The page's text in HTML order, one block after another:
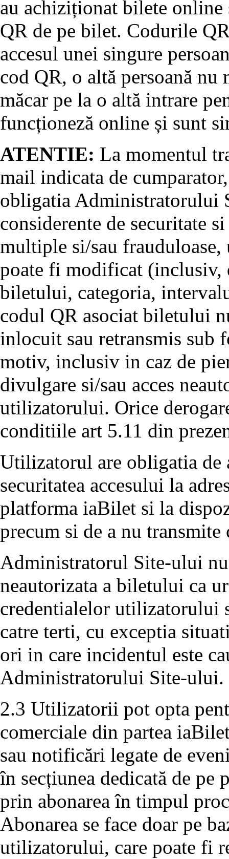
au achiziționat bilete online
QR de pe bilet. Codurile
accesul unei singure
cod QR, o altă persoană nu
măcar pe la o altă intrare
funcționeză online și sunt
ATENTIE: La momentul
mail indicata de
obligatia Administratorului
considerente de securitate
multiple si/sau
poate fi modificat (inclusiv,
biletului, categoria,
codul QR asociat biletului
inlocuit sau retransmis sub
motiv, inclusiv in caz de
divulgare si/sau acces
utilizatorului. Orice
conditiile art 5.11 din
Utilizatorul are obligatia de
securitatea accesului la
platforma iaBilet si la
precum si de a nu
Administratorul Site-ului
neautorizata a biletului ca
credentialelor utilizatorului
catre terti, cu exceptia
ori in care incidentul este
Administratorului Site-ului.
2.3 Utilizatorii pot opta
comerciale din partea
sau notificări legate de
în secțiunea dedicată de pe
prin abonarea în timpul
Abonarea se face doar pe
utilizatorului, care poate fi